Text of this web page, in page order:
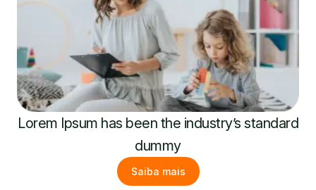
Lorem Ipsum has been the industry’s standard
dummy
Saiba mais